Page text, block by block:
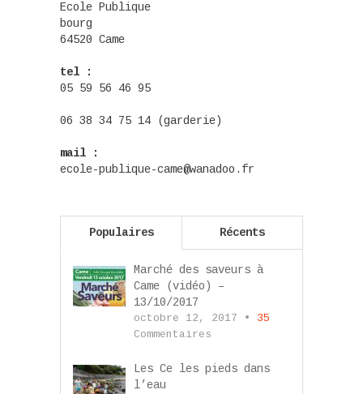
Ecole Publique
bourg
64520 Came
tel :
05 59 56 46 95
06 38 34 75 14 (garderie)
mail :
ecole-publique-came@wanadoo.fr
Populaires Récents
Marché des saveurs à
Came (vidéo) –
13/10/2017
octobre 12, 2017 • 35
Commentaires
Les Ce les pieds dans
l’eau